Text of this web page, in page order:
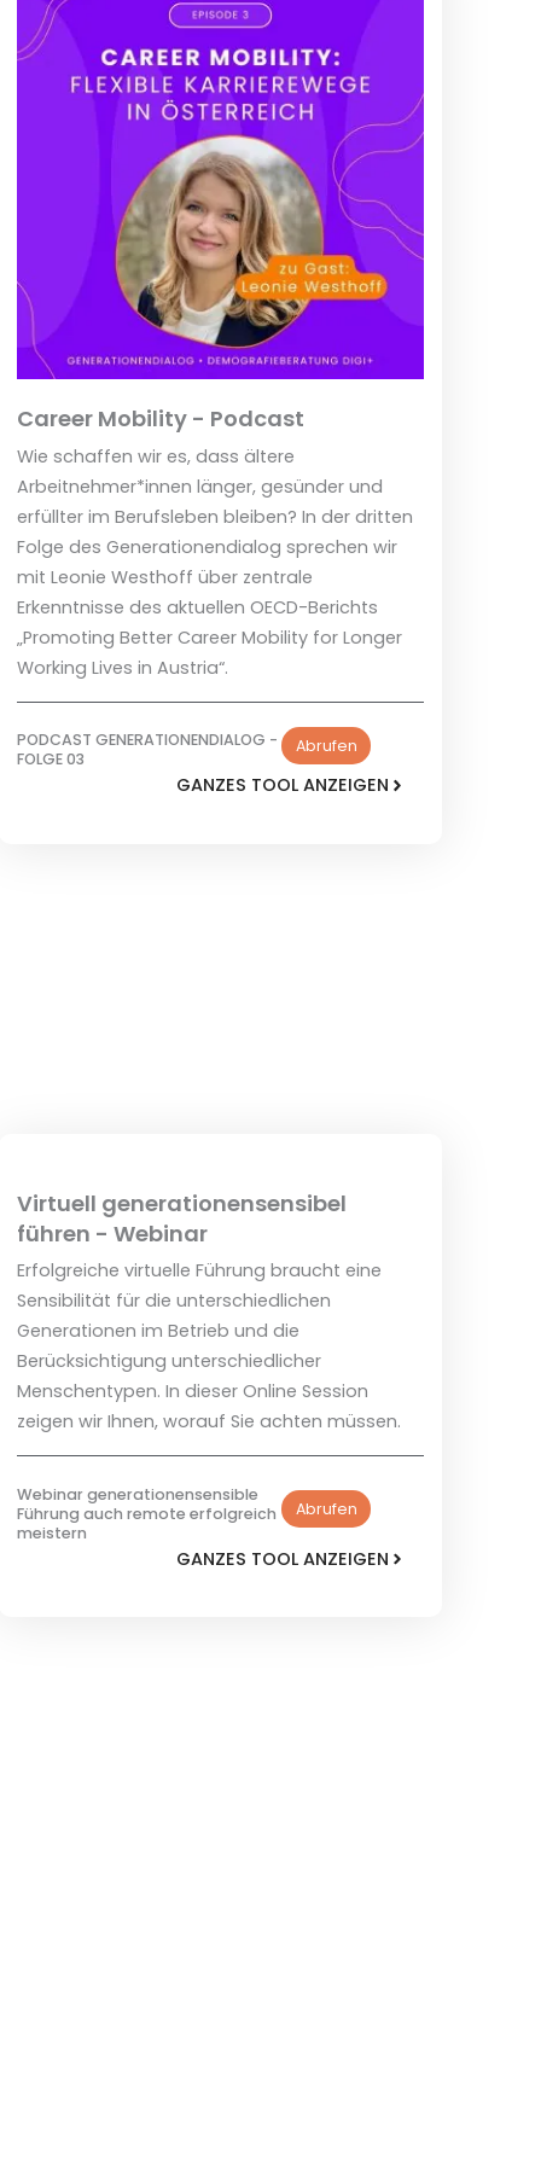
Career Mobility - Podcast
Wie schaffen wir es, dass ältere
Arbeitnehmer*innen länger, gesünder und
erfüllter im Berufsleben bleiben? In der dritten
Folge des Generationendialog sprechen wir
mit Leonie Westhoff über zentrale
Erkenntnisse des aktuellen OECD-Berichts
„Promoting Better Career Mobility for Longer
Working Lives in Austria“.
PODCAST GENERATIONENDIALOG -
FOLGE 03
Abrufen
GANZES TOOL ANZEIGEN
Virtuell generationensensibel
führen - Webinar
Erfolgreiche virtuelle Führung braucht eine
Sensibilität für die unterschiedlichen
Generationen im Betrieb und die
Berücksichtigung unterschiedlicher
Menschentypen. In dieser Online Session
zeigen wir Ihnen, worauf Sie achten müssen.
Webinar generationensensible
Führung auch remote erfolgreich
meistern
Abrufen
GANZES TOOL ANZEIGEN